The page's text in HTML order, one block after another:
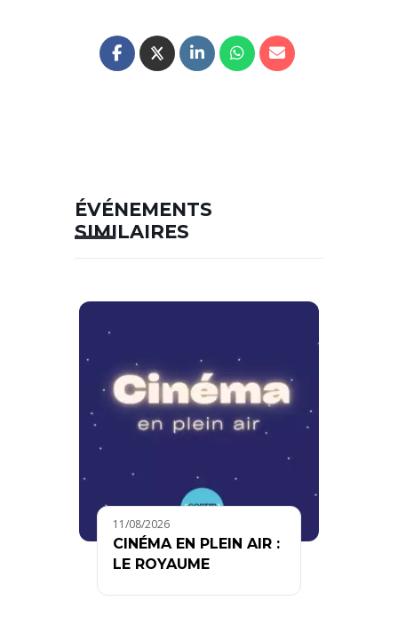
ÉVÉNEMENTS
SIMILAIRES
11/08/2026
CINÉMA EN PLEIN AIR :
LE ROYAUME